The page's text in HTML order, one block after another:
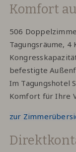
Komfort
506
Tagungsräume,
befestigte
Im Tagungshotel
Komfort für Ihre
zur